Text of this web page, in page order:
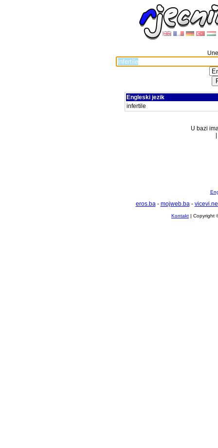
Engleski jezik
infertile
U bazi
eros.ba- mojweb.ba-
Kontakt | Copyright